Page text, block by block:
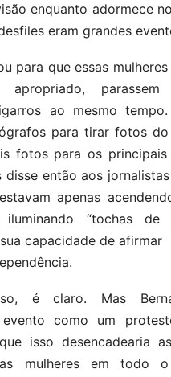
enquanto adormece
eram grandes
para que essas
apropriado,
ao mesmo
para tirar fotos do
fotos para os principais
disse então aos
apenas
“tochas de
capacidade de afirmar
é claro. Mas
como um
isso desencadearia
mulheres em todo